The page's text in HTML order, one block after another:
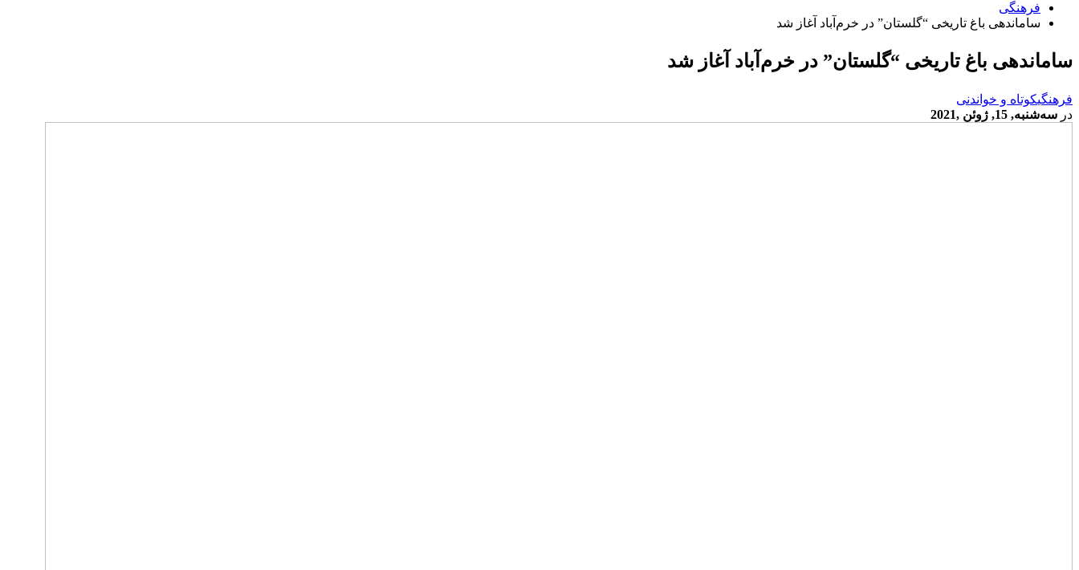
فرهنگی
ساماندهی باغ تاریخی “گلستان” در خرم‌آباد آغاز شد
ساماندهی باغ تاریخی “گلستان” در خرم‌آباد آغاز شد
فرهنگیکوتاه و خواندنی
در سه‌شنبه, 15, ژوئن ,2021